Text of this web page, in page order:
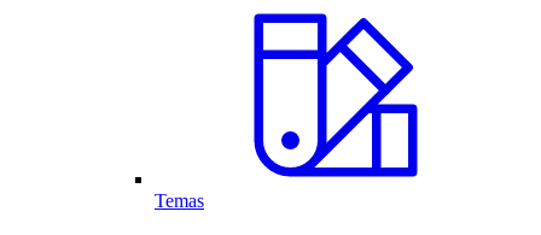
Temas